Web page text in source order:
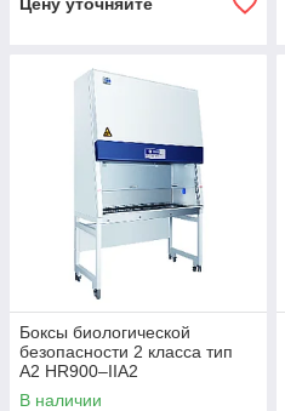
Боксы биологической
безопасности 2 класса тип
А2 HR900–IIA2
В наличии